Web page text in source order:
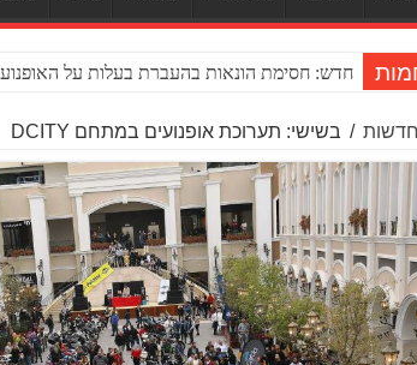
חדש: חסימת הונאות בהעברת בעלות על האופנוע
חדשות / בשישי: תערוכת אופנועים במתחם DCITY